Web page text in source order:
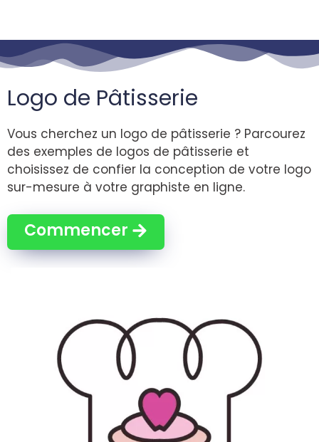
Logo de Pâtisserie
Vous cherchez un logo de pâtisserie ? Parcourez
des exemples de logos de pâtisserie et
choisissez de confier la conception de votre logo
sur-mesure à votre graphiste en ligne.
Commencer